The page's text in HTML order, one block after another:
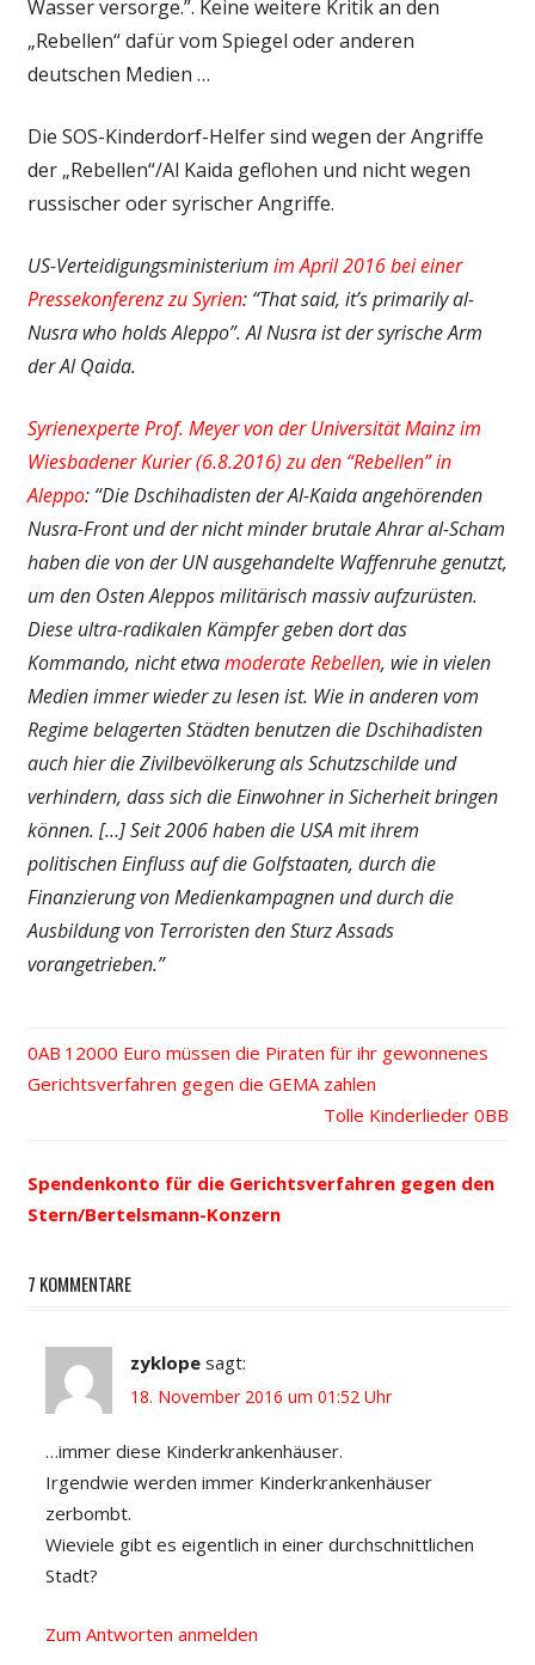
Wasser versorge.”. Keine weitere Kritik an den
„Rebellen“ dafür vom Spiegel oder anderen
deutschen Medien …
Die SOS-Kinderdorf-Helfer sind wegen der Angriffe
der „Rebellen“/Al Kaida geflohen und nicht wegen
russischer oder syrischer Angriffe.
US-Verteidigungsministerium im April 2016 bei einer
Pressekonferenz zu Syrien: “That said, it’s primarily al-
Nusra who holds Aleppo”. Al Nusra ist der syrische Arm
der Al Qaida.
Syrienexperte Prof. Meyer von der Universität Mainz im
Wiesbadener Kurier (6.8.2016) zu den “Rebellen” in
Aleppo: “Die Dschihadisten der Al-Kaida angehörenden
Nusra-Front und der nicht minder brutale Ahrar al-Scham
haben die von der UN ausgehandelte Waffenruhe genutzt,
um den Osten Aleppos militärisch massiv aufzurüsten.
Diese ultra-radikalen Kämpfer geben dort das
Kommando, nicht etwamoderate Rebellen, wie in vielen
Medien immer wieder zu lesen ist. Wie in anderen vom
Regime belagerten Städten benutzen die Dschihadisten
auch hier die Zivilbevölkerung als Schutzschilde und
verhindern, dass sich die Einwohner in Sicherheit bringen
können. […] Seit 2006 haben die USA mit ihrem
politischen Einfluss auf die Golfstaaten, durch die
Finanzierung von Medienkampagnen und durch die
Ausbildung von Terroristen den Sturz Assads
vorangetrieben.”
Beitrags-
Vorheriger
Beitrag:
12000 Euro müssen die Piraten für ihr gewonnenes
Gerichtsverfahren gegen die GEMA zahlen
Nächster
Tolle Kinderlieder
Spendenkonto für die Gerichtsverfahren gegen den
Stern/Bertelsmann-Konzern
7 KOMMENTARE
zyklope sagt:
18. November 2016 um 01:52 Uhr
…immer diese Kinderkrankenhäuser.
Irgendwie werden immer Kinderkrankenhäuser
zerbombt.
Wieviele gibt es eigentlich in einer durchschnittlichen
Stadt?
Zum Antworten anmelden